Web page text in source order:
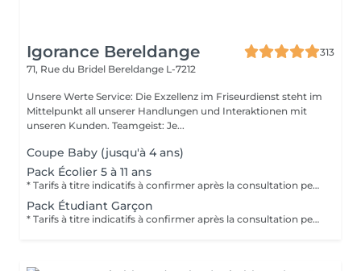
Igorance Bereldange
313
71, Rue du Bridel Bereldange L-7212
Unsere Werte Service: Die Exzellenz im Friseurdienst steht im
Mittelpunkt all unserer Handlungen und Interaktionen mit
unseren Kunden. Teamgeist: Je...
Coupe Baby (jusqu'à 4 ans)
Pack Écolier 5 à 11 ans
* Tarifs à titre indicatifs à confirmer après la consultation personnalisée établit auprès de votre coiffeur/stylist/spécialiste * La direction se réserve le droit dapporter des modifications pour le bon fonctionnement du salon
Pack Étudiant Garçon
* Tarifs à titre indicatifs à confirmer après la consultation personnalisée établit auprès de votre coiffeur/stylist/spécialiste * La direction se réserve le droit dapporter des modifications pour le bon fonctionnement du salon